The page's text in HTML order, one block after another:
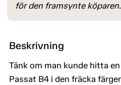
för den framsynte
Beskrivning
Tänk om man kunde hitta
Passat B4 i den fräcka